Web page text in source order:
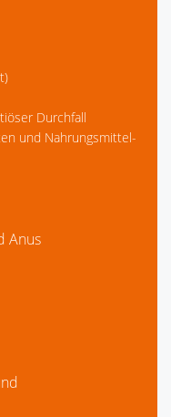
Durchfall
und Nahrungsmittel-
Anus